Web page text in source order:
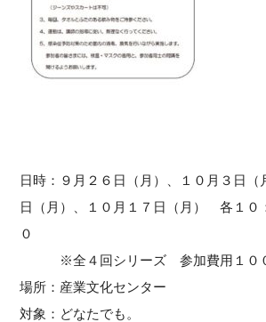
日時：９月２６日（月）、１０月３日（
日（月）、１０月１７日（月） 各１０
０
※全４回シリーズ 参加費用１０
場所：産業文化センター
対象：どなたでも。